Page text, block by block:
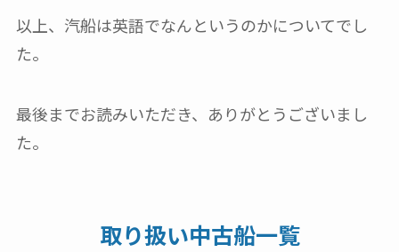
以上、汽船は英語でなんというのかについてでし
た。
最後までお読みいただき、ありがとうございまし
た。
取り扱い中古船一覧